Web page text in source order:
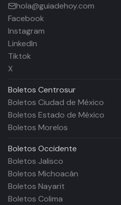
hola@guiadehoy.com
Facebook
Instagram
LinkedIn
Tiktok
X
Boletos Centrosur
Boletos Ciudad de México
Boletos Estado de México
Boletos Morelos
Boletos Occidente
Boletos Jalisco
Boletos Michoacán
Boletos Nayarit
Boletos Colima